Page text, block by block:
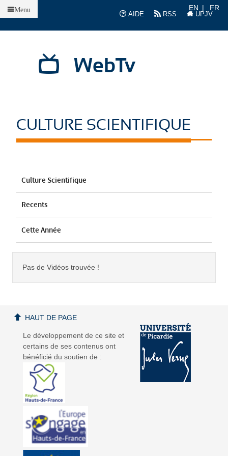
AIDE
RSS UPJV
EN FR
WebTv
Menu
CULTURE SCIENTIFIQUE
Culture Scientifique
Recents
Cette Année
Pas de Vidéos trouvée !
Le développement de ce site et
certains de ses contenus ont
bénéficié du soutien de :
HAUT DE PAGE